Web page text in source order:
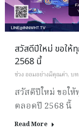
สวัสดีปีใหม่ ขอให้
2568 นี้
ช่วง ออมอย่างมีคุณค่า, บ
สวัสดีปีใหม่ ขอใ
ตลอดปี 2568 นี้
Read More